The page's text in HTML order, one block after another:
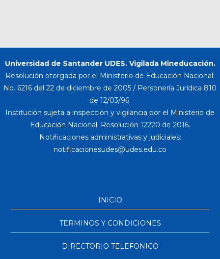
Universidad de Santander UDES. Vigilada Mineducación.
Resolución otorgada por el Ministerio de Educación Nacional:
No. 6216 del 22 de diciembre de 2005 / Personería Jurídica 810
de 12/03/96.
Institución sujeta a inspección y vigilancia por el Ministerio de
Educación Nacional. Resolución 12220 de 2016.
Notificaciones administrativas y judiciales:
INICIO
TERMINOS Y CONDICIONES
DIRECTORIO TELEFONICO